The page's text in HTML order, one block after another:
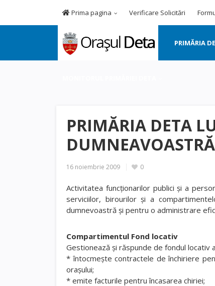
Prima pagina Verificare Solicitări
PRIMĂRIA
PRIMĂRIA DETA
DUMNEAVOASTRĂ
16 noiembrie 2009 0
Activitatea funcţionarilor publici şi a
serviciilor, birourilor şi a
dumnevoastră şi pentru o administrare
Compartimentul Fond locativ
Gestionează şi răspunde de fondul locativ
* întocmeşte contractele de închiriere
oraşului;
* emite facturile pentru încasarea chiriei;